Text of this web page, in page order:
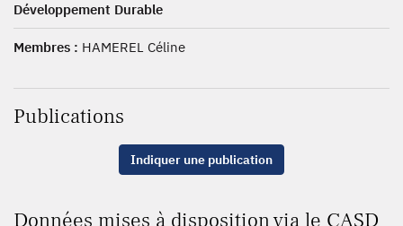
Développement Durable
Membres : HAMEREL Céline
Publications
Indiquer une publication
Données mises à disposition via le CASD